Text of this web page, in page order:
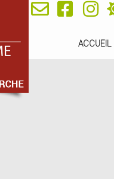
ACCUEIL